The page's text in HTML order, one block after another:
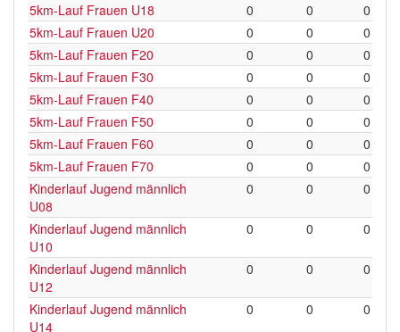
5km-Lauf Frauen U18
0 0
0
5km-Lauf Frauen U20
0 0
0
5km-Lauf Frauen F20
0 0
0
5km-Lauf Frauen F30
0 0
0
5km-Lauf Frauen F40
0 0
0
5km-Lauf Frauen F50
0 0
0
5km-Lauf Frauen F60
0 0
0
5km-Lauf Frauen F70
0 0
0
Kinderlauf Jugend männlich
U08
0 0 0
Kinderlauf Jugend männlich
U10
0 0 0
Kinderlauf Jugend männlich
U12
0 0 0
Kinderlauf Jugend männlich
U14
0 0 0